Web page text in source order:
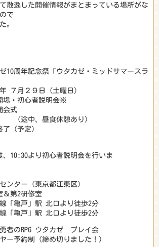
散逸した開催情報がまとまっている場所がな
で
。
10周年記念祭「ウタカゼ・ミッドサマースラ
７月２９日（土曜日）
初心者説明会※
式
食休憩あり）
予定）
より初心者説明会を行いま
ター（東京都江東区）
2研修室
戸」駅 北口より徒歩2分
戸」駅 北口より徒歩2分
者のRPG ウタカゼ プレイ会
制（締め切りました！）